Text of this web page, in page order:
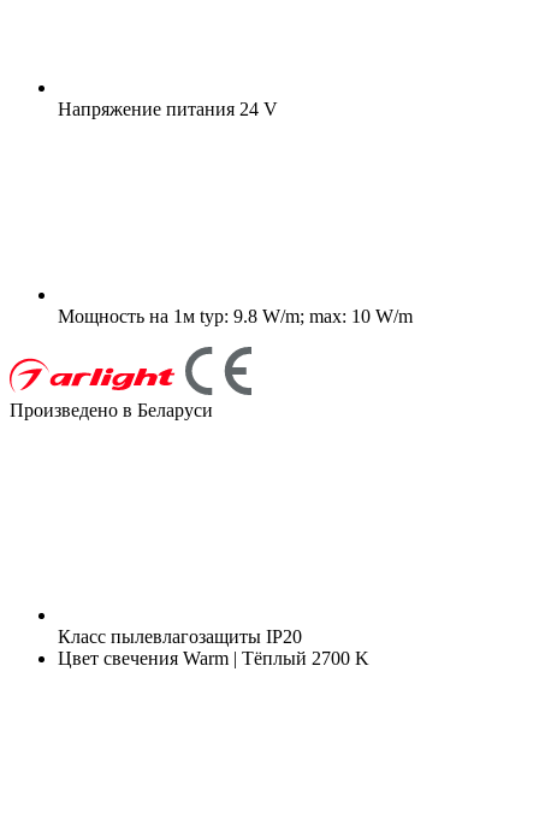
Напряжение питания 24 V
Мощность на 1м typ: 9.8 W/m; max: 10 W/m
Произведено в Беларуси
Класс пылевлагозащиты IP20
Цвет свечения Warm | Тёплый 2700 K